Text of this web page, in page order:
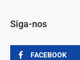
Siga-nos
FACEBOOK